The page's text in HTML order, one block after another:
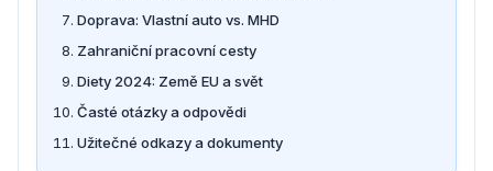
Doprava: Vlastní auto vs. MHD
Zahraniční pracovní cesty
Diety 2024: Země EU a svět
Časté otázky a odpovědi
Užitečné odkazy a dokumenty